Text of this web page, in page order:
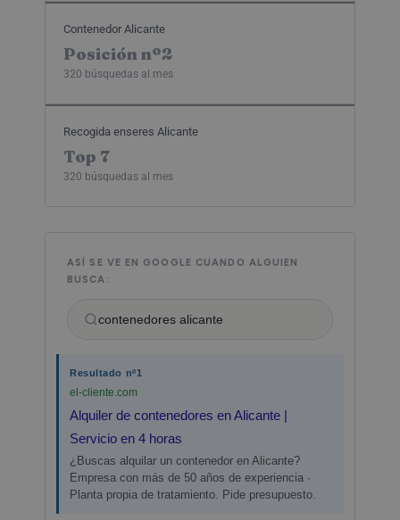
Contenedor Alicante
Posición nº2
320 búsquedas al mes
Recogida enseres Alicante
Top 7
320 búsquedas al mes
ASÍ SE VE EN GOOGLE CUANDO ALGUIEN
BUSCA:
contenedores alicante
Resultado nº1
el-cliente.com
Alquiler de contenedores en Alicante |
Servicio en 4 horas
¿Buscas alquilar un contenedor en Alicante?
Empresa con más de 50 años de experiencia ·
Planta propia de tratamiento. Pide presupuesto.